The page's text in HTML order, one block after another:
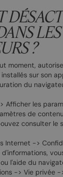
LES
?
moment,
sur son
du
Afficher les
de
consulter le
Internet ->
d'informations,
l'aide du
-> Vie privée